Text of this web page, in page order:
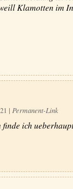
Klamotten im
| Permanent-Link
ich